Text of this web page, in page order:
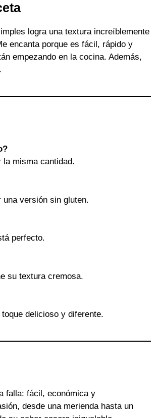
logra una textura increíblemente
encanta porque es fácil, rápido y
empezando en la cocina. Además,
misma cantidad.
versión sin gluten.
perfecto.
su textura cremosa.
delicioso y diferente.
falla: fácil, económica y
desde una merienda hasta un